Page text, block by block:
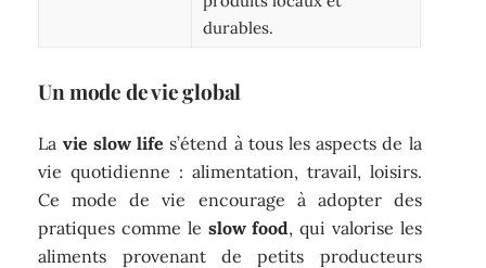
durables.
Un mode de vie global
La vie slow life s’étend à tous les aspects de la
vie quotidienne : alimentation, travail, loisirs.
Ce mode de vie encourage à adopter des
pratiques comme le slow food, qui valorise les
aliments provenant de petits producteurs